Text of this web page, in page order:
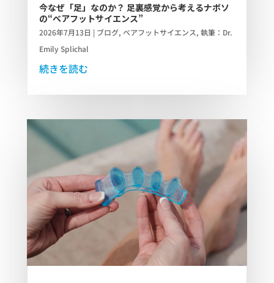
今なぜ「足」なのか？ 足裏感覚から考えるナボソ
の“ベアフットサイエンス”
2026年7月13日 | ブログ, ベアフットサイエンス, 執筆：Dr.
Emily Splichal
続きを読む